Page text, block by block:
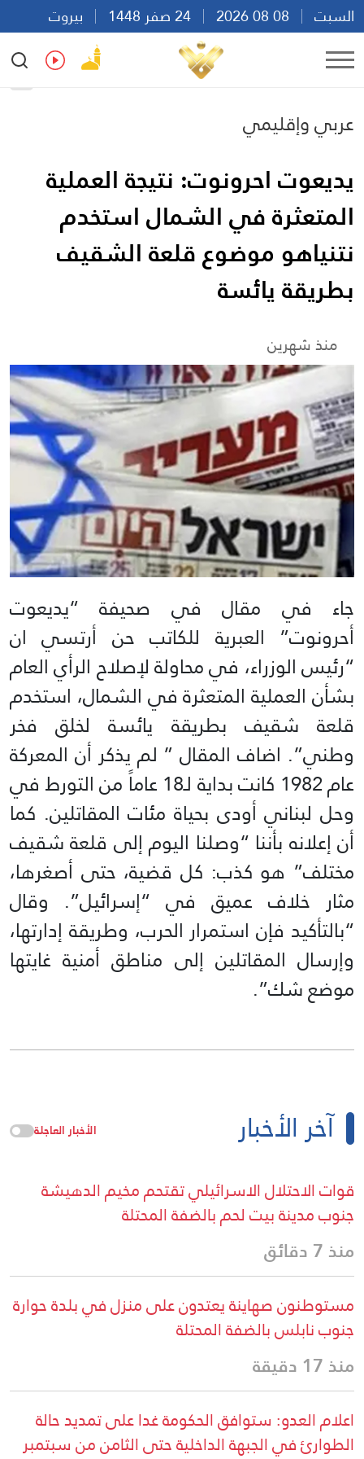
السبت
بيروت
23:28
Ar
عربي وإقليمي
يديعوت احرونوت: نتيجة العملية
المتعثرة في الشمال استخدم
نتنياهو موضوع قلعة الشقيف
بطريقة يائسة
منذ شهرين
جاء في مقال في صحيفة “يديعوت
أحرونوت” العبرية للكاتب حن أرتسي ان
“رئيس الوزراء، في محاولة لإصلاح الرأي العام
بشأن العملية المتعثرة في الشمال، استخدم
قلعة شقيف بطريقة يائسة لخلق فخر
وطني”. اضاف المقال ” لم يذكر أن المعركة
عام 1982 كانت بداية لـ18 عاماً من التورط في
وحل لبناني أودى بحياة مئات المقاتلين. كما
أن إعلانه بأننا “وصلنا اليوم إلى قلعة شقيف
مختلف” هو كذب: كل قضية، حتى أصغرها،
مثار خلاف عميق في “إسرائيل”. وقال
“بالتأكيد فإن استمرار الحرب، وطريقة إدارتها،
وإرسال المقاتلين إلى مناطق أمنية غايتها
موضع شك”.
آخر الأخبار الأخبار العاجلة
قوات الاحتلال الاسرائيلي تقتحم مخيم الدهيشة
جنوب مدينة بيت لحم بالضفة المحتلة
منذ 7 دقائق
مستوطنون صهاينة يعتدون على منزل في بلدة حوارة
جنوب نابلس بالضفة المحتلة
منذ 17 دقيقة
اعلام العدو: ستوافق الحكومة غدا على تمديد حالة
الطوارئ في الجبهة الداخلية حتى الثامن من سبتمبر